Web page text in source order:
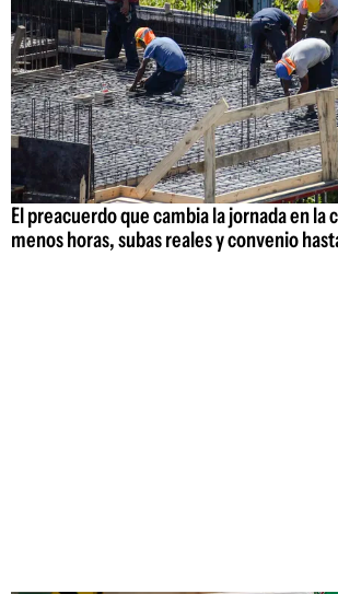
El preacuerdo que cambia la jornada en la
menos horas, subas reales y convenio